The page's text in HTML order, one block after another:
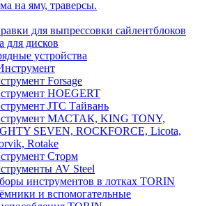
на яму, траверсы.
для выпрессовки сайлентблоков
для дисков
устройства
Forsage
HOEGERT
JTC Тайвань
МАСТАК, KING TONY,
SEVEN, ROCKFORCE, Licota,
Rotake
Сторм
AV Steel
инструментов в лотках TORIN
и вспомогательные